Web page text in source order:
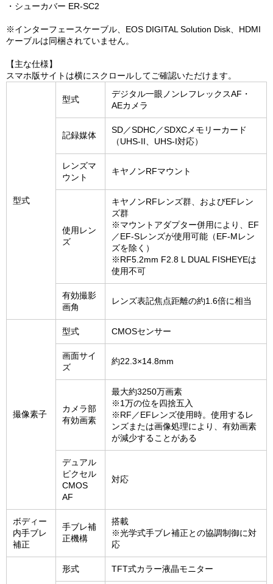
・シューカバー ER-SC2
※インターフェースケーブル、EOS DIGITAL Solution Disk、HDMI
ケーブルは同梱されていません。
【主な仕様】
スマホ版サイトは横にスクロールしてご確認いただけます。
型式
型式
デジタル一眼ノンレフレックスAF・
AEカメラ
記録媒体
SD／SDHC／SDXCメモリーカード
（UHS-II、UHS-I対応）
レンズマ
ウント
キヤノンRFマウント
使用レン
ズ
キヤノンRFレンズ群、およびEFレン
ズ群
※マウントアダプター併用により、EF
／EF-Sレンズが使用可能（EF-Mレン
ズを除く）
※RF5.2mm F2.8 L DUAL FISHEYEは
使用不可
有効撮影
画角
レンズ表記焦点距離の約1.6倍に相当
撮像素子
型式 CMOSセンサー
画面サイ
ズ
約22.3×14.8mm
カメラ部
有効画素
最大約3250万画素
※1万の位を四捨五入
※RF／EFレンズ使用時。使用するレ
ンズまたは画像処理により、有効画素
が減少することがある
デュアル
ピクセル
CMOS
AF
対応
ボディー
内手ブレ
補正
手ブレ補
正機構
搭載
※光学式手ブレ補正との協調制御に対
応
形式 TFT式カラー液晶モニター